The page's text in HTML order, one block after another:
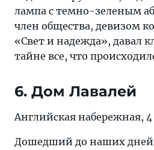
лампа с темно-зеленым
член общества, девизом
«Свет и надежда», давал
тайне все, что
6. Дом Лавалей
Английская набережная, 4
Дошедший до наших дней